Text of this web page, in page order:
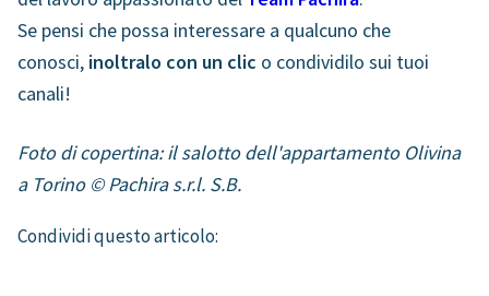
Se pensi che possa interessare a qualcuno che
conosci, inoltralo con un clic o condividilo sui tuoi
canali!
Foto di copertina: il salotto dell'appartamento Olivina
a Torino © Pachira s.r.l. S.B.
Condividi questo articolo: